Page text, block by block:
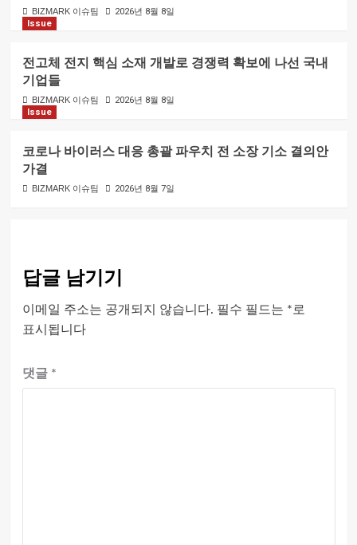
BIZMARK 이슈팀
2026년 8월 8일
Issue
전고체 전지 핵심 소재 개발로 경쟁력 확보에 나선 국내
기업들
BIZMARK 이슈팀
2026년 8월 8일
Issue
코로나 바이러스 대응 총괄 파우치 전 소장 기소 결의안
가결
BIZMARK 이슈팀 2026년 8월 7일
답글 남기기
이메일 주소는 공개되지 않습니다. 필수 필드는 * 로
표시됩니다
댓글 *